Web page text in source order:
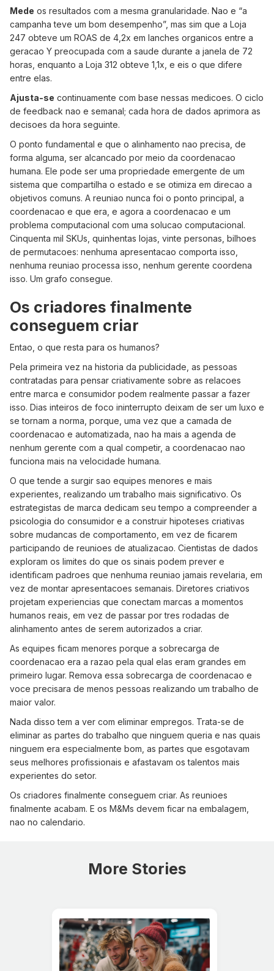
Mede os resultados com a mesma granularidade. Nao e “a
campanha teve um bom desempenho”, mas sim que a Loja
247 obteve um ROAS de 4,2x em lanches organicos entre a
geracao Y preocupada com a saude durante a janela de 72
horas, enquanto a Loja 312 obteve 1,1x, e eis o que difere
entre elas.
Ajusta-se continuamente com base nessas medicoes. O ciclo
de feedback nao e semanal; cada hora de dados aprimora as
decisoes da hora seguinte.
O ponto fundamental e que o alinhamento nao precisa, de
forma alguma, ser alcancado por meio da coordenacao
humana. Ele pode ser uma propriedade emergente de um
sistema que compartilha o estado e se otimiza em direcao a
objetivos comuns. A reuniao nunca foi o ponto principal, a
coordenacao e que era, e agora a coordenacao e um
problema computacional com uma solucao computacional.
Cinquenta mil SKUs, quinhentas lojas, vinte personas, bilhoes
de permutacoes: nenhuma apresentacao comporta isso,
nenhuma reuniao processa isso, nenhum gerente coordena
isso. Um grafo consegue.
Os criadores finalmente
conseguem criar
Entao, o que resta para os humanos?
Pela primeira vez na historia da publicidade, as pessoas
contratadas para pensar criativamente sobre as relacoes
entre marca e consumidor podem realmente passar a fazer
isso. Dias inteiros de foco ininterrupto deixam de ser um luxo e
se tornam a norma, porque, uma vez que a camada de
coordenacao e automatizada, nao ha mais a agenda de
nenhum gerente com a qual competir, a coordenacao nao
funciona mais na velocidade humana.
O que tende a surgir sao equipes menores e mais
experientes, realizando um trabalho mais significativo. Os
estrategistas de marca dedicam seu tempo a compreender a
psicologia do consumidor e a construir hipoteses criativas
sobre mudancas de comportamento, em vez de ficarem
participando de reunioes de atualizacao. Cientistas de dados
exploram os limites do que os sinais podem prever e
identificam padroes que nenhuma reuniao jamais revelaria, em
vez de montar apresentacoes semanais. Diretores criativos
projetam experiencias que conectam marcas a momentos
humanos reais, em vez de passar por tres rodadas de
alinhamento antes de serem autorizados a criar.
As equipes ficam menores porque a sobrecarga de
coordenacao era a razao pela qual elas eram grandes em
primeiro lugar. Remova essa sobrecarga de coordenacao e
voce precisara de menos pessoas realizando um trabalho de
maior valor.
Nada disso tem a ver com eliminar empregos. Trata-se de
eliminar as partes do trabalho que ninguem queria e nas quais
ninguem era especialmente bom, as partes que esgotavam
seus melhores profissionais e afastavam os talentos mais
experientes do setor.
Os criadores finalmente conseguem criar. As reunioes
finalmente acabam. E os M&Ms devem ficar na embalagem,
nao no calendario.
More Stories